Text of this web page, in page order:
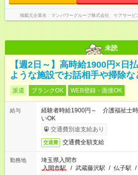
掲載元企業名 マンパワーグループ株式会社 ケアサービ
未読
【週2日～】高時給1900円×日
ような施設でお話相手や掃除な
派遣 ブランクOK WEB登録・面接OK
給与
経験者時給1900円～ 介護福祉士
いOK
交通費別途支給あり
交通費 交通費全額支給
勤務地
埼玉県入間市
入間市駅
/ 武蔵藤沢駅 / 仏子駅 /